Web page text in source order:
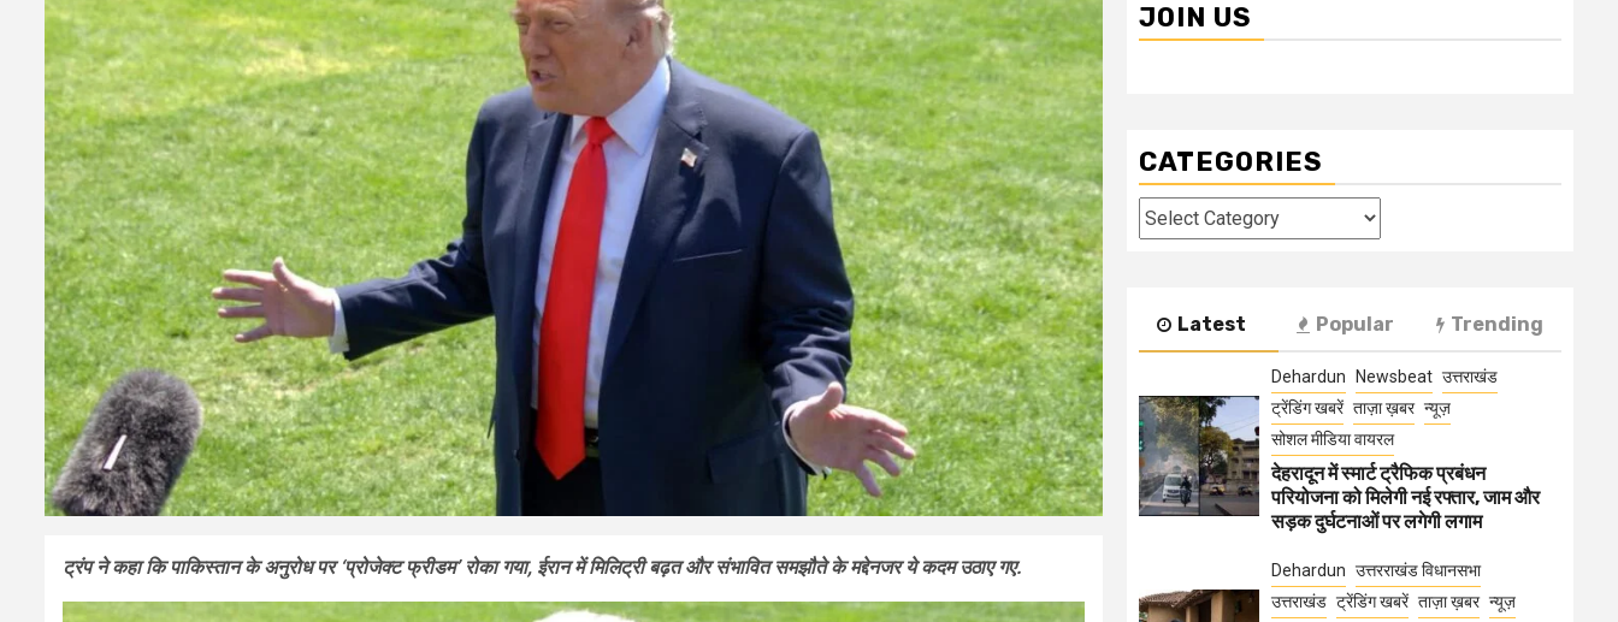
ट्रंप ने कहा कि पाकिस्तान के अनुरोध पर ‘प्रोजेक्ट फ्रीडम’ रोका गया, ईरान में मिलिट्री बढ़त और संभावित समझौते के मद्देनजर ये कदम उठाए गए.
JOIN US
CATEGORIES
Categories
Latest Popular Trending
Dehardun Newsbeat उत्तराखंड
ट्रेंडिंग खबरें ताज़ा ख़बर न्यूज़
सोशल मीडिया वायरल
देहरादून में स्मार्ट ट्रैफिक प्रबंधन
परियोजना को मिलेगी नई रफ्तार, जाम और
सड़क दुर्घटनाओं पर लगेगी लगाम
Dehardun उत्तरराखंड विधानसभा
उत्तराखंड ट्रेंडिंग खबरें ताज़ा ख़बर न्यूज़